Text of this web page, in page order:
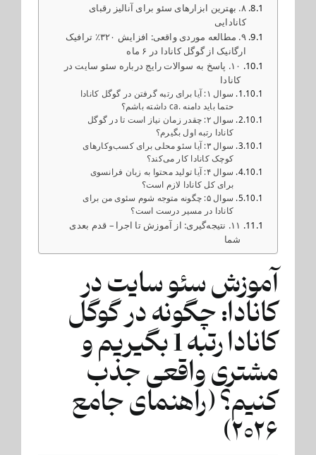
۸. بهترین ابزارهای سئو برای آنالیز رقبای
کانادایی
۹. مطالعه موردی واقعی: افزایش ۳۲۰٪ ترافیک
ارگانیک از گوگل کانادا در ۶ ماه
۱۰. پاسخ به سوالات رایج درباره سئو سایت در
کانادا
سوال ۱: آیا برای رتبه گرفتن در گوگل کانادا
حتما باید دامنه .ca داشته باشم؟
سوال ۲: چقدر زمان نیاز است تا در گوگل
کانادا رتبه اول بگیرم؟
سوال ۳: آیا سئو محلی برای کسب‌وکارهای
کوچک کانادا کار می‌کند؟
سوال ۴: آیا تولید محتوا به زبان فرانسوی
برای کل کانادا لازم است؟
سوال ۵: چگونه متوجه شوم سئوی من برای
کانادا در مسیر درست است؟
۱۱. نتیجه‌گیری: از آموزش تا اجرا – قدم بعدی
شما
آموزش سئو سایت در
کانادا: چگونه در گوگل
کانادا رتبه 1 بگیریم و
مشتری واقعی جذب
کنیم؟ (راهنمای جامع
۲۰۲۶)